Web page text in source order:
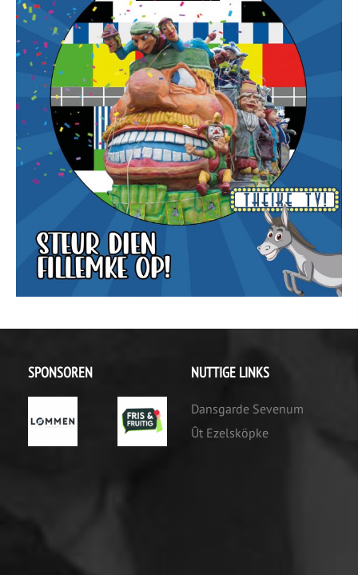
SPONSOREN NUTTIGE LINKS
Dansgarde Sevenum
Ût Ezelsköpke